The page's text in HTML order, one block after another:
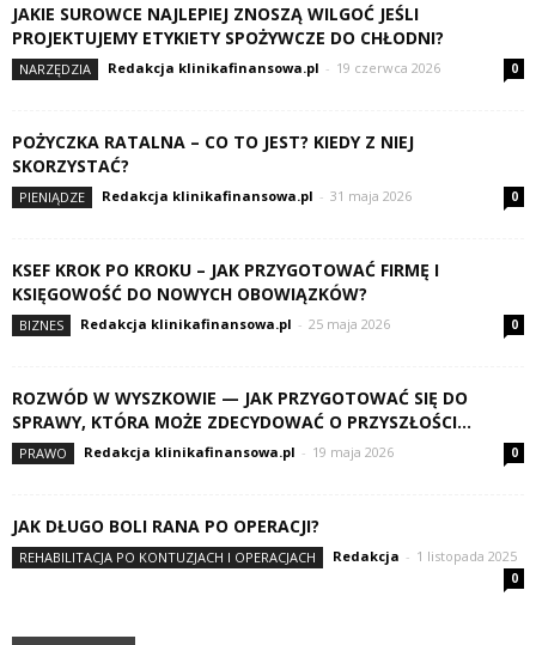
JAKIE SUROWCE NAJLEPIEJ ZNOSZĄ WILGOĆ JEŚLI
PROJEKTUJEMY ETYKIETY SPOŻYWCZE DO CHŁODNI?
NARZĘDZIA Redakcja klinikafinansowa.pl - 19 czerwca 2026 0
POŻYCZKA RATALNA – CO TO JEST? KIEDY Z NIEJ
SKORZYSTAĆ?
PIENIĄDZE Redakcja klinikafinansowa.pl - 31 maja 2026 0
KSEF KROK PO KROKU – JAK PRZYGOTOWAĆ FIRMĘ I
KSIĘGOWOŚĆ DO NOWYCH OBOWIĄZKÓW?
BIZNES Redakcja klinikafinansowa.pl - 25 maja 2026 0
ROZWÓD W WYSZKOWIE — JAK PRZYGOTOWAĆ SIĘ DO
SPRAWY, KTÓRA MOŻE ZDECYDOWAĆ O PRZYSZŁOŚCI...
PRAWO Redakcja klinikafinansowa.pl - 19 maja 2026 0
JAK DŁUGO BOLI RANA PO OPERACJI?
REHABILITACJA PO KONTUZJACH I OPERACJACH Redakcja - 1 listopada 2025
0